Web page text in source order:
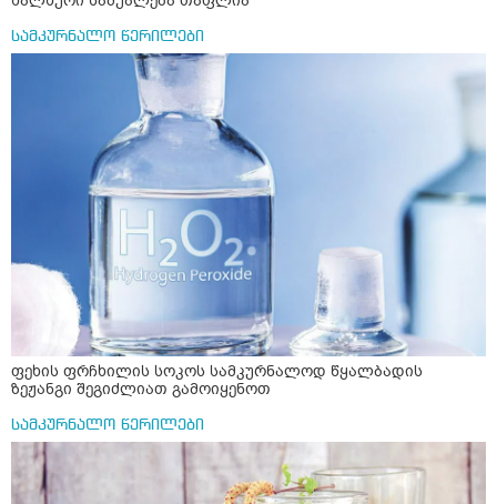
სამკურნალო წერილები
ფეხის ფრჩხილის სოკოს სამკურნალოდ წყალბადის
ზეჟანგი შეგიძლიათ გამოიყენოთ
სამკურნალო წერილები